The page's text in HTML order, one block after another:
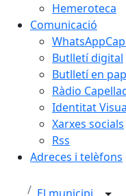
Hemeroteca
Comunicació
Butlletí digital
Butlletí en
Ràdio
Identitat
Xarxes socials
Rss
Adreces i telèfons